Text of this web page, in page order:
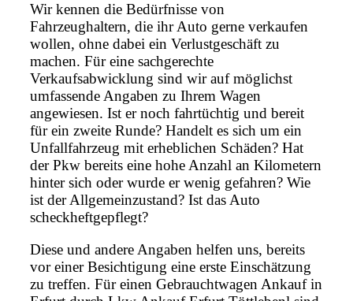
Wir kennen die Bedürfnisse von
Fahrzeughaltern, die ihr Auto gerne verkaufen
wollen, ohne dabei ein Verlustgeschäft zu
machen. Für eine sachgerechte
Verkaufsabwicklung sind wir auf möglichst
umfassende Angaben zu Ihrem Wagen
angewiesen. Ist er noch fahrtüchtig und bereit
für ein zweite Runde? Handelt es sich um ein
Unfallfahrzeug mit erheblichen Schäden? Hat
der Pkw bereits eine hohe Anzahl an Kilometern
hinter sich oder wurde er wenig gefahren? Wie
ist der Allgemeinzustand? Ist das Auto
scheckheftgepflegt?
Diese und andere Angaben helfen uns, bereits
vor einer Besichtigung eine erste Einschätzung
zu treffen. Für einen Gebrauchtwagen Ankauf in